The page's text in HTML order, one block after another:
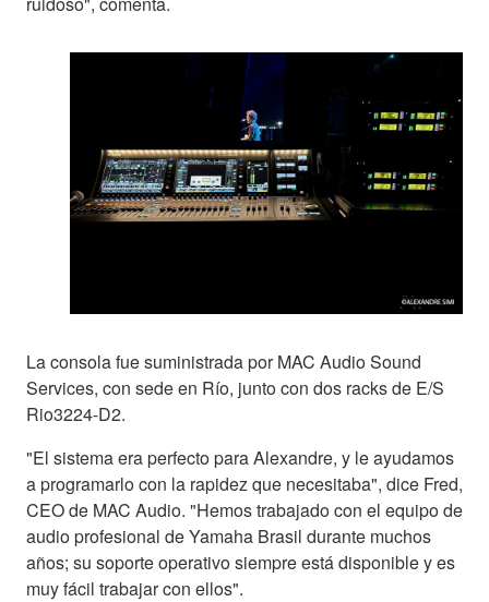
La consola fue suministrada por MAC Audio Sound
Services, con sede en Río, junto con dos racks de E/S
Rio3224-D2.
"El sistema era perfecto para Alexandre, y le ayudamos
a programarlo con la rapidez que necesitaba", dice Fred,
CEO de MAC Audio. "Hemos trabajado con el equipo de
audio profesional de Yamaha Brasil durante muchos
años; su soporte operativo siempre está disponible y es
muy fácil trabajar con ellos".